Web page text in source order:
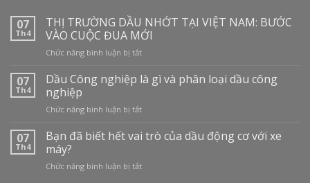
07
Th4
THỊ TRƯỜNG DẦU NHỚT TẠI VIỆT NAM: BƯỚC
VÀO CUỘC ĐUA MỚI
Chức năng bình luận bị tắtở
TRƯỜNG
DẦU
TẠI
NAM:
CUỘC
07
Th4
Dầu Công nghiệp là gì và phân loại dầu công
nghiệp
Chức năng bình luận bị tắtở
Công
gì
07
Th4
Bạn đã biết hết vai trò của dầu động cơ với xe
máy?
Chức năng bình luận bị tắtở